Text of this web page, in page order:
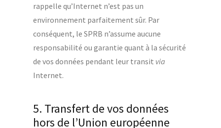
rappelle qu’Internet n’est pas un
environnement parfaitement sûr. Par
conséquent, le SPRB n’assume aucune
responsabilité ou garantie quant à la sécurité
de vos données pendant leur transit via
Internet.
5. Transfert de vos données
hors de l’Union européenne